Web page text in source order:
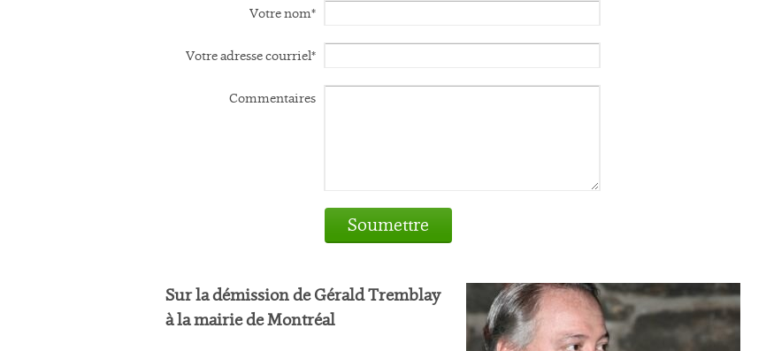
Votre nom*
Votre adresse courriel*
Commentaires
Soumettre
Sur la démission de Gérald Tremblay
à la mairie de Montréal